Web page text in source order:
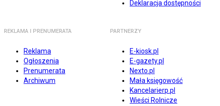
Deklaracja dostępności
REKLAMA I PRENUMERATA
Reklama
Ogłoszenia
Prenumerata
Archiwum
PARTNERZY
E-kiosk.pl
E-gazety.pl
Nexto.pl
Mała księgowość
Kancelarierp.pl
Wieści Rolnicze